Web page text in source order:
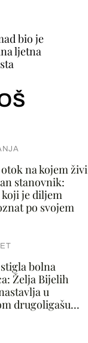
bio je
ljetna
na kojem živi
stanovnik:
je diljem
po svojem
bolna
Želja Bijelih
u
drugoligašu...